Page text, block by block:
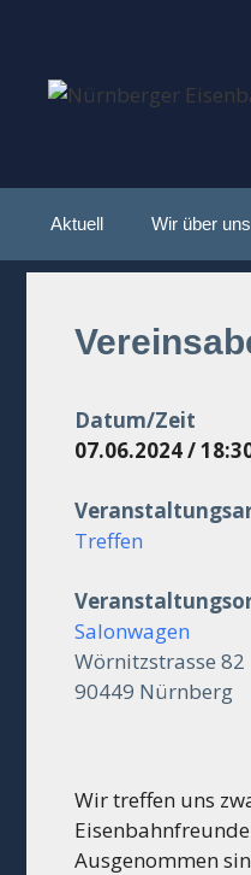
springen
Aktuell Wir über uns
Datum/Zeit
07.06.2024 /
Treffen
Salonwagen
Wörnitzstrasse 82
90449 Nürnberg
Wir treffen uns
Ausgenommen